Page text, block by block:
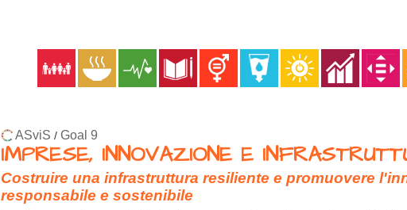
ASviS / Goal 9
IMPRESE, INNOVAZIONE E
Costruire una infrastruttura resiliente e promuovere
responsabile e sostenibile